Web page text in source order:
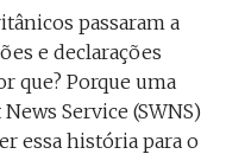
passaram a
e declarações
que? Porque uma
Service (SWNS)
essa história para o